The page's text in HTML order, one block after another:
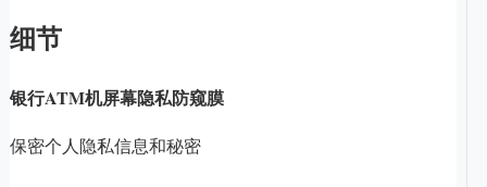
细节
银行ATM机屏幕隐私防窥膜
保密个人隐私信息和秘密